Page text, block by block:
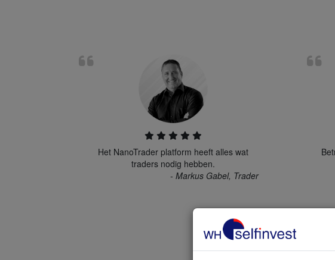
Het NanoTrader platform heeft alles wat
traders nodig hebben.
- Markus Gabel, Trader